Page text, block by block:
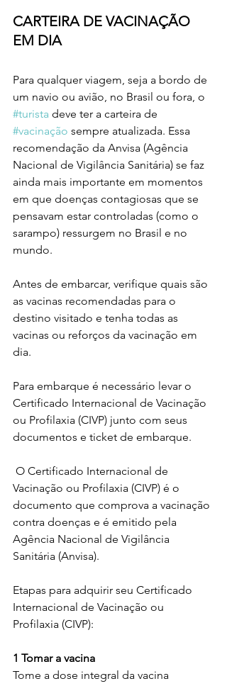
CARTEIRA DE VACINAÇÃO
EM DIA
Para qualquer viagem, seja a bordo de
um navio ou avião, no Brasil ou fora, o
#turista deve ter a carteira de
#vacinação sempre atualizada. Essa
recomendação da Anvisa (Agência
Nacional de Vigilância Sanitária) se faz
ainda mais importante em momentos
em que doenças contagiosas que se
pensavam estar controladas (como o
sarampo) ressurgem no Brasil e no
mundo.
Antes de embarcar, verifique quais são
as vacinas recomendadas para o
destino visitado e tenha todas as
vacinas ou reforços da vacinação em
dia.
Para embarque é necessário levar o
Certificado Internacional de Vacinação
ou Profilaxia (CIVP) junto com seus
documentos e ticket de embarque.
Vacinação ou Profilaxia (CIVP) é o
documento que comprova a vacinação
contra doenças e é emitido pela
Agência Nacional de Vigilância
Sanitária (Anvisa).
Etapas para adquirir seu Certificado
Internacional de Vacinação ou
Profilaxia (CIVP):
1 Tomar a vacina
Tome a dose integral da vacina